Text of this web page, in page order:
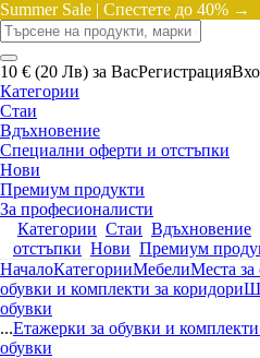
Summer Sale | Спестете до 40% →
10 € (20 Лв) за ВасРегистрация
Категории
Стаи
Вдъхновение
Специални оферти и отстъпки
Нови
Премиум продукти
За професионалисти
Категории Стаи Вдъхновение
отстъпки Нови Премиум
НачалоКатегорииМебелиМеста за
обувки и комплекти за коридори
обувки
...Етажерки за обувки и
обувки